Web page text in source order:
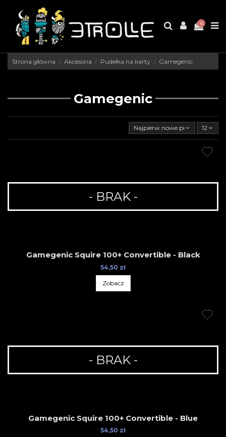
0
Strona główna Akcesoria Pudełka na karty Gamegenic
Gamegenic
Najpierw nowe produkty12
- BRAK -
Gamegenic Squire 100+ Convertible - Black
54,50 zł
Zobacz
- BRAK -
Gamegenic Squire 100+ Convertible - Blue
54,50 zł